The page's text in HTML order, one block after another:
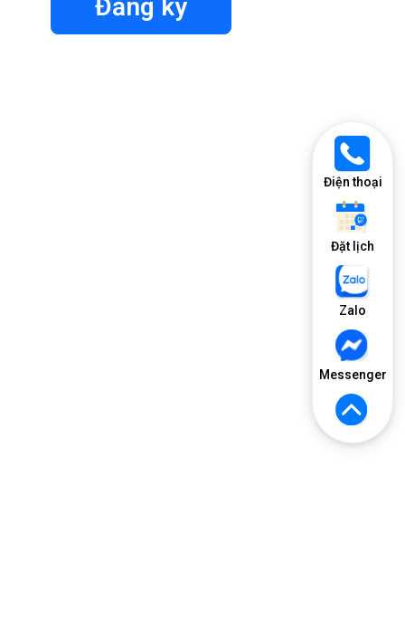
Điện thoại
Đặt lịch
Zalo
Messenger
Đăng ký